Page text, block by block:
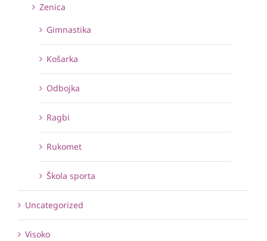
Zenica
Gimnastika
Košarka
Odbojka
Ragbi
Rukomet
Škola sporta
Uncategorized
Visoko